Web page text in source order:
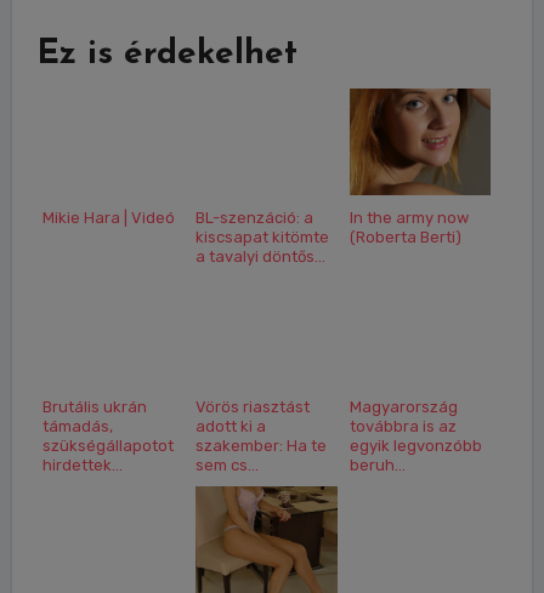
Ez is érdekelhet
Mikie Hara | Videó
BL-szenzáció: a
kiscsapat kitömte
a tavalyi döntős...
In the army now
(Roberta Berti)
Brutális ukrán
támadás,
szükségállapotot
hirdettek...
Vörös riasztást
adott ki a
szakember: Ha te
sem cs...
Magyarország
továbbra is az
egyik legvonzóbb
beruh...